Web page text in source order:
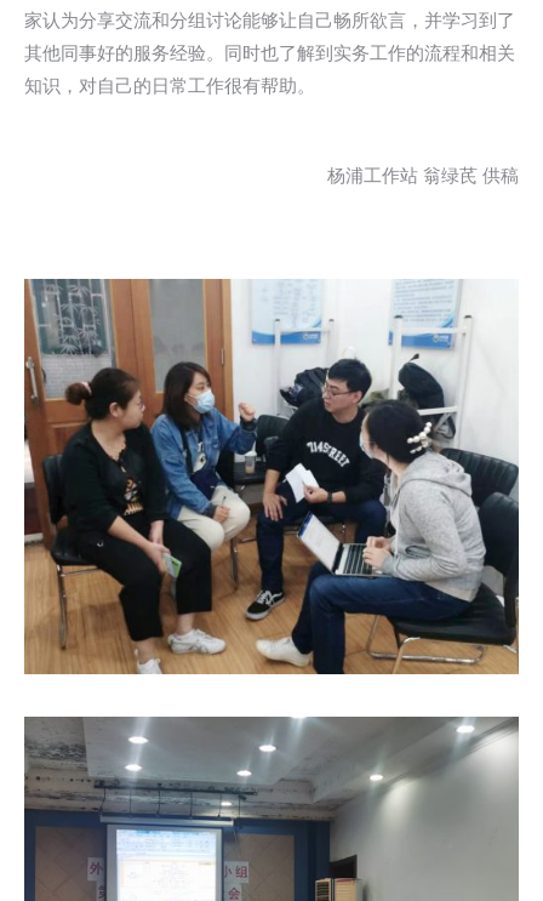
家认为分享交流和分组讨论能够让自己畅所欲言，并学习到了
其他同事好的服务经验。同时也了解到实务工作的流程和相关
知识，对自己的日常工作很有帮助。
杨浦工作站 翁绿芪 供稿